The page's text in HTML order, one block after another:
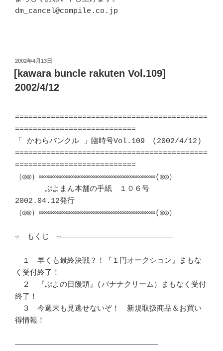
dm_cancel@compile.co.jp
投
稿
日:
2002年4月13日
[kawara buncle rakuten Vol.109]
2002/4/12
===========================================
===========================
「 かわらバンクル 」臨時号Vol.109　(2002/4/12)
===========================================
===========================
（◎◎）∞∞∞∞∞∞∞∞∞∞∞∞∞∞∞∞∞∞∞∞∞∞∞∞∞∞(◎◎）
ぷよまん本舗の手紙　１０６号
2002.04.12発行
（◎◎）∞∞∞∞∞∞∞∞∞∞∞∞∞∞∞∞∞∞∞∞∞∞∞∞∞∞(◎◎）
☆　もくじ　☆―――――――――――――――――――――――――
１　早くも最終決戦？！『１円オークション』まもな
く受付終了！
２　『ぷよの日饅頭』(バナナクリーム）まもなく受付
終了！
３　今週末も見逃せないぞ！　新規取扱商品＆お買い
得情報！
――――――――――――――――――――――――――――――――